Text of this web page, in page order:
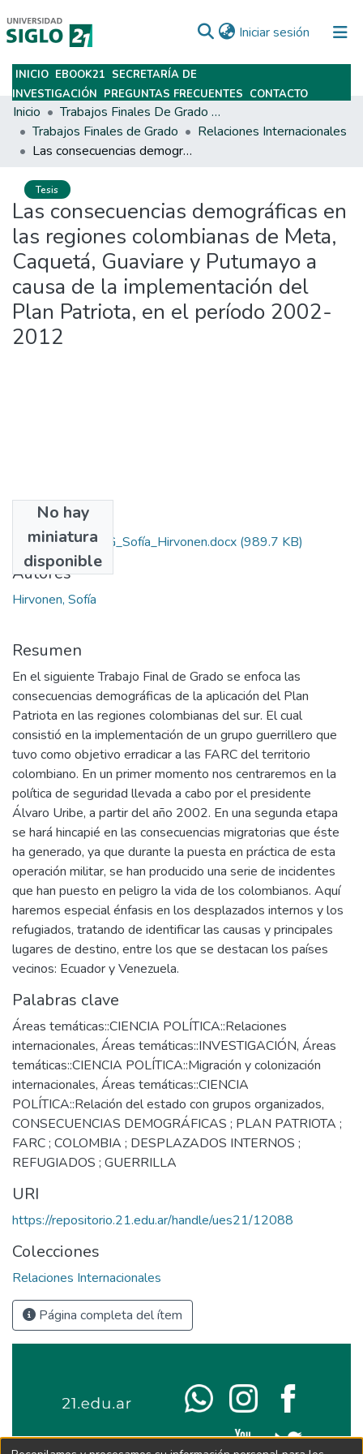
Iniciar sesión (current)
Subir
INICIO EBOOK21 SECRETARÍA DE
INVESTIGACIÓN PREGUNTAS FRECUENTES CONTACTO
Inicio
Trabajos Finales De Grado Y Posgrado
Trabajos Finales de Grado
Relaciones Internacionales
Las consecuencias demográficas en las regiones colombianas de Meta, Caquetá, Guaviare y Putumayo a causa de la implementación del Plan Patriota, en el período 2002- 2012
Tesis
Las consecuencias demográficas en
las regiones colombianas de Meta,
Caquetá, Guaviare y Putumayo a
causa de la implementación del
Plan Patriota, en el período 2002-
2012
No hay
miniatura
disponible
Archivos
Entrega_final_TFG_Sofía_Hirvonen.docx (989.7 KB)
Autores
Hirvonen, Sofía
Resumen
En el siguiente Trabajo Final de Grado se enfoca las
consecuencias demográficas de la aplicación del Plan
Patriota en las regiones colombianas del sur. El cual
consistió en la implementación de un grupo guerrillero que
tuvo como objetivo erradicar a las FARC del territorio
colombiano. En un primer momento nos centraremos en la
política de seguridad llevada a cabo por el presidente
Álvaro Uribe, a partir del año 2002. En una segunda etapa
se hará hincapié en las consecuencias migratorias que éste
ha generado, ya que durante la puesta en práctica de esta
operación militar, se han producido una serie de incidentes
que han puesto en peligro la vida de los colombianos. Aquí
haremos especial énfasis en los desplazados internos y los
refugiados, tratando de identificar las causas y principales
lugares de destino, entre los que se destacan los países
vecinos: Ecuador y Venezuela.
Palabras clave
Áreas temáticas::CIENCIA POLÍTICA::Relaciones
internacionales, Áreas temáticas::INVESTIGACIÓN, Áreas
temáticas::CIENCIA POLÍTICA::Migración y colonización
internacionales, Áreas temáticas::CIENCIA
POLÍTICA::Relación del estado con grupos organizados,
CONSECUENCIAS DEMOGRÁFICAS ; PLAN PATRIOTA ;
FARC ; COLOMBIA ; DESPLAZADOS INTERNOS ;
REFUGIADOS ; GUERRILLA
URI
https://repositorio.21.edu.ar/handle/ues21/12088
Colecciones
Relaciones Internacionales
Página completa del ítem